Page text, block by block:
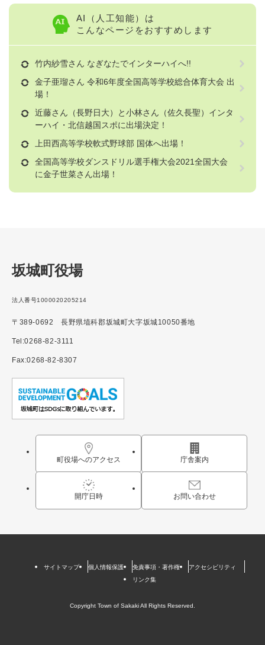
AI（人工知能）は
こんなページをおすすめします
竹内紗雪さん なぎなたでインターハイへ!!
金子亜瑠さん 令和6年度全国高等学校総合体育大会 出
場！
近藤さん（長野日大）と小林さん（佐久長聖）インタ
ーハイ・北信越国スポに出場決定！
上田西高等学校軟式野球部 国体へ出場！
全国高等学校ダンスドリル選手権大会2021全国大会
に金子世菜さん出場！
坂城町役場
法人番号1000020205214
〒389-0692 長野県埴科郡坂城町大字坂城10050番地
Tel:0268-82-3111
Fax:0268-82-8307
町役場へのアクセス 庁舎案内
開庁日時 お問い合わせ
サイトマップ 個人情報保護 免責事項・著作権
アクセシビリティ
リンク集
Copyright Town of Sakaki All Rights Reserved.